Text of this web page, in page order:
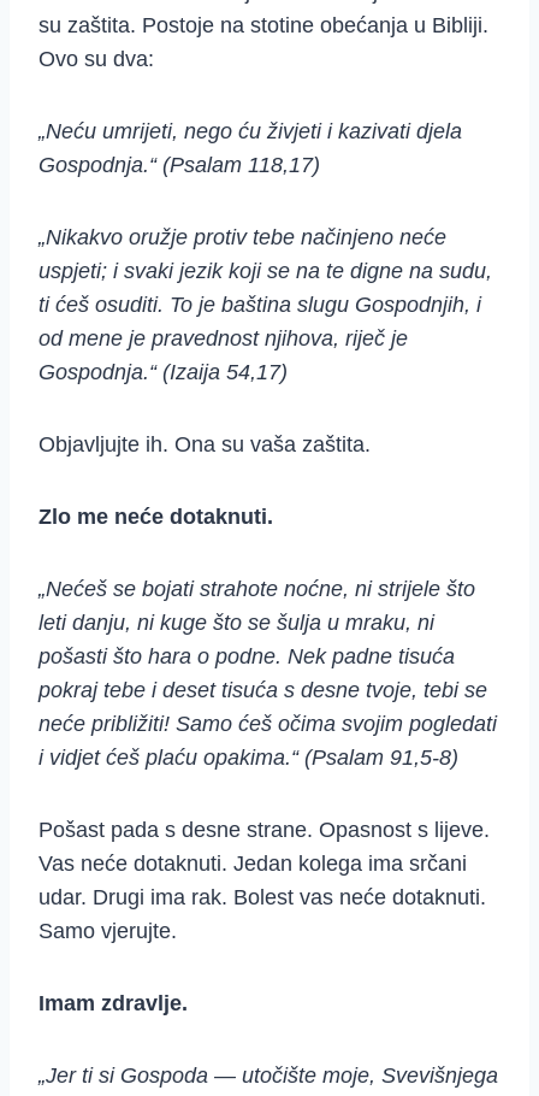
su zaštita. Postoje na stotine obećanja u Bibliji.
Ovo su dva:
„Neću umrijeti, nego ću živjeti i kazivati djela
Gospodnja.“ (Psalam 118,17)
„Nikakvo oružje protiv tebe načinjeno neće
uspjeti; i svaki jezik koji se na te digne na sudu,
ti ćeš osuditi. To je baština slugu Gospodnjih, i
od mene je pravednost njihova, riječ je
Gospodnja.“ (Izaija 54,17)
Objavljujte ih. Ona su vaša zaštita.
Zlo me neće dotaknuti.
„Nećeš se bojati strahote noćne, ni strijele što
leti danju, ni kuge što se šulja u mraku, ni
pošasti što hara o podne. Nek padne tisuća
pokraj tebe i deset tisuća s desne tvoje, tebi se
neće približiti! Samo ćeš očima svojim pogledati
i vidjet ćeš plaću opakima.“ (Psalam 91,5-8)
Pošast pada s desne strane. Opasnost s lijeve.
Vas neće dotaknuti. Jedan kolega ima srčani
udar. Drugi ima rak. Bolest vas neće dotaknuti.
Samo vjerujte.
Imam zdravlje.
„Jer ti si Gospoda — utočište moje, Svevišnjega